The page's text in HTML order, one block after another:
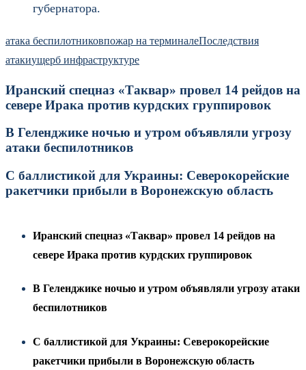
губернатора.
атака беспилотниковпожар на терминалеПоследствия
атакиущерб инфраструктуре
Иранский спецназ «Таквар» провел 14 рейдов на
севере Ирака против курдских группировок
В Геленджике ночью и утром объявляли угрозу
атаки беспилотников
С баллистикой для Украины: Северокорейские
ракетчики прибыли в Воронежскую область
Иранский спецназ «Таквар» провел 14 рейдов на
севере Ирака против курдских группировок
В Геленджике ночью и утром объявляли угрозу атаки
беспилотников
С баллистикой для Украины: Северокорейские
ракетчики прибыли в Воронежскую область